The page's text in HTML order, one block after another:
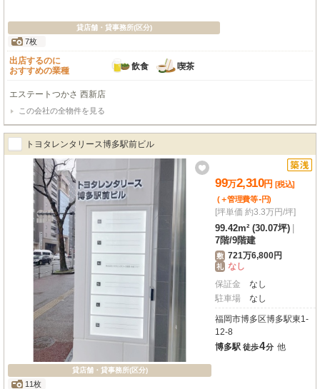
貸店舗・貸事務所(区分)
7枚
出店するのに
おすすめの業種
飲食 喫茶
エステートつかさ 西新店
この会社の全物件を見る
トヨタレンタリース博多駅前ビル
貸店舗・貸事務所(区分)
11枚
99万2,310円 [税込]
(＋管理費等-円)
[坪単価 約3.3万円/坪]
99.42m² (30.07坪)
7階/9階建
敷 721万6,800円
礼 なし
保証金
なし
駐車場
なし
福岡市博多区博多駅東1-
12-8
博多駅 徒歩4分 他